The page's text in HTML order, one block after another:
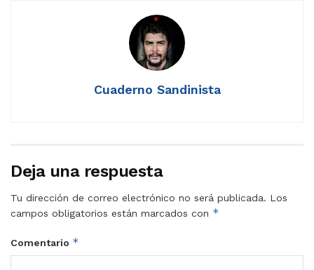
Cuaderno Sandinista
Deja una respuesta
Tu dirección de correo electrónico no será publicada. Los
campos obligatorios están marcados con *
Comentario *